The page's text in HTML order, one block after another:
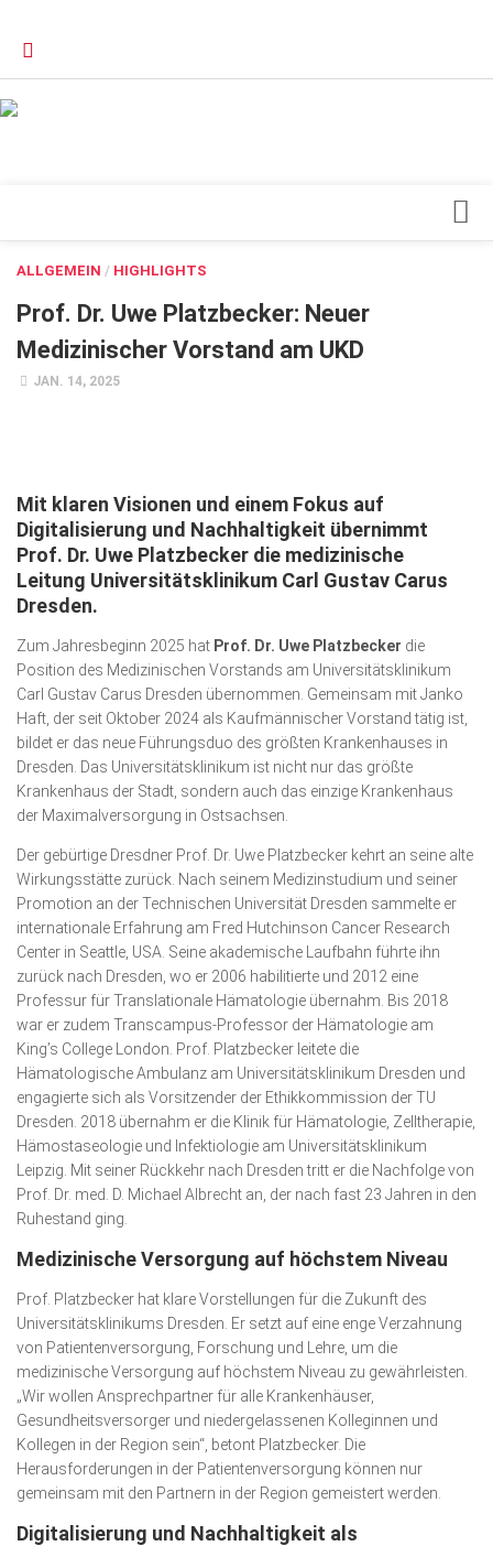
Blick ins Innere
Forschung
Herz & Kreislauf
Orthopädie
Wirtschaft, Recht, Finanzen
Zahn, Mund, Kiefer
Forum Gesundheit
Sehen
Innovationen
Kampf gegen Krebs
Hören
ALLGEMEIN / HIGHLIGHTS
Prof. Dr. Uwe Platzbecker: Neuer
Medizinischer Vorstand am UKD
JAN. 14, 2025
Mit klaren Visionen und einem Fokus auf
Digitalisierung und Nachhaltigkeit übernimmt
Prof. Dr. Uwe Platzbecker die medizinische
Leitung Universitätsklinikum Carl Gustav Carus
Dresden.
Zum Jahresbeginn 2025 hat Prof. Dr. Uwe Platzbecker die
Position des Medizinischen Vorstands am Universitätsklinikum
Carl Gustav Carus Dresden übernommen. Gemeinsam mit Janko
Haft, der seit Oktober 2024 als Kaufmännischer Vorstand tätig ist,
bildet er das neue Führungsduo des größten Krankenhauses in
Dresden. Das Universitätsklinikum ist nicht nur das größte
Krankenhaus der Stadt, sondern auch das einzige Krankenhaus
der Maximalversorgung in Ostsachsen.
Der gebürtige Dresdner Prof. Dr. Uwe Platzbecker kehrt an seine alte
Wirkungsstätte zurück. Nach seinem Medizinstudium und seiner
Promotion an der Technischen Universität Dresden sammelte er
internationale Erfahrung am Fred Hutchinson Cancer Research
Center in Seattle, USA. Seine akademische Laufbahn führte ihn
zurück nach Dresden, wo er 2006 habilitierte und 2012 eine
Professur für Translationale Hämatologie übernahm. Bis 2018
war er zudem Transcampus-Professor der Hämatologie am
King’s College London. Prof. Platzbecker leitete die
Hämatologische Ambulanz am Universitätsklinikum Dresden und
engagierte sich als Vorsitzender der Ethikkommission der TU
Dresden. 2018 übernahm er die Klinik für Hämatologie, Zelltherapie,
Hämostaseologie und Infektiologie am Universitätsklinikum
Leipzig. Mit seiner Rückkehr nach Dresden tritt er die Nachfolge von
Prof. Dr. med. D. Michael Albrecht an, der nach fast 23 Jahren in den
Ruhestand ging.
Medizinische Versorgung auf höchstem Niveau
Prof. Platzbecker hat klare Vorstellungen für die Zukunft des
Universitätsklinikums Dresden. Er setzt auf eine enge Verzahnung
von Patientenversorgung, Forschung und Lehre, um die
medizinische Versorgung auf höchstem Niveau zu gewährleisten.
„Wir wollen Ansprechpartner für alle Krankenhäuser,
Gesundheitsversorger und niedergelassenen Kolleginnen und
Kollegen in der Region sein“, betont Platzbecker. Die
Herausforderungen in der Patientenversorgung können nur
gemeinsam mit den Partnern in der Region gemeistert werden.
Digitalisierung und Nachhaltigkeit als